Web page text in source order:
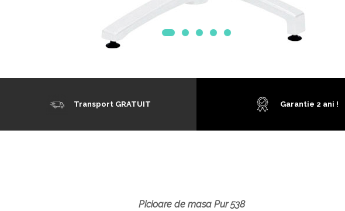
Transport GRATUIT Garantie 2 ani !
Picioare de masa Pur 538